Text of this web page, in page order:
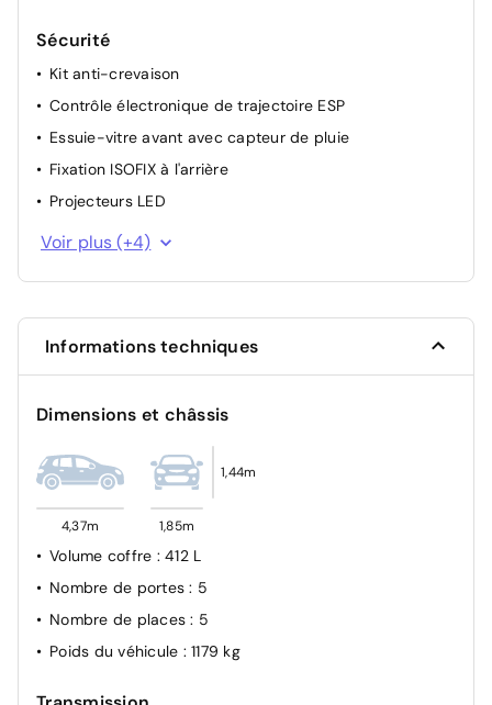
Sécurité
Kit anti-crevaison
Contrôle électronique de trajectoire ESP
Essuie-vitre avant avec capteur de pluie
Fixation ISOFIX à l'arrière
Projecteurs LED
Airbags (Frontaux, latéraux AV, rideaux AV et AR)
Voir plus (+4)
Informations techniques
Dimensions et châssis
4,37m 1,85m
1,44m
Volume coffre : 412 L
Nombre de portes: 5
Nombre de places: 5
Poids du véhicule : 1179 kg